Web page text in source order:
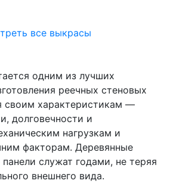
все выкрасы
одним из лучших
реечных стеновых
своим характеристикам —
долговечности и
нагрузкам и
факторам. Деревянные
служат годами, не теряя
внешнего вида.